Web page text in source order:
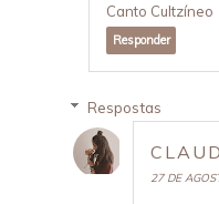
Canto Cultzíneo
Responder
Respostas
27 DE